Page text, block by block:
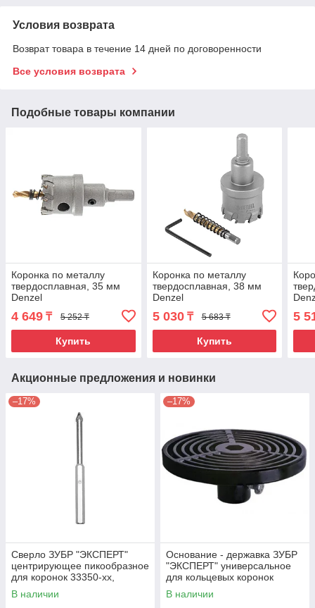
Условия возврата
Возврат товара в течение 14 дней по договоренности
Все условия возврата
Подобные товары компании
Коронка по металлу
твердосплавная, 35 мм
Denzel
4 649 ₸ 5 252 ₸
Купить
Коронка по металлу
твердосплавная, 38 мм
Denzel
5 030₸ 5 683 ₸
Купить
5
Акционные предложения и новинки
–17%
Сверло ЗУБР "ЭКСПЕРТ"
центрирующее пикообразное
для коронок 33350-хх,
d=10мм, длина 135мм
В наличии
–17%
Основание - державка ЗУБР
"ЭКСПЕРТ" универсальное
для кольцевых коронок
33350-хх
В наличии